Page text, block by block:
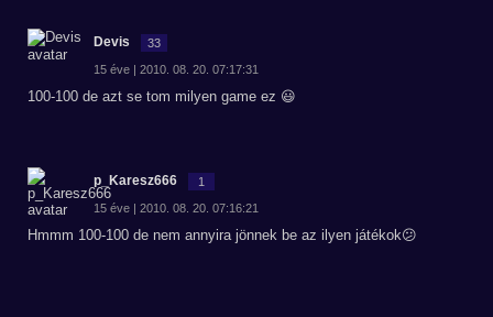
Devis 33
15 éve | 2010. 08. 20. 07:17:31
100-100 de azt se tom milyen game ez 😃
p_Karesz666 1
15 éve | 2010. 08. 20. 07:16:21
Hmmm 100-100 de nem annyira jönnek be az ilyen játékok😕